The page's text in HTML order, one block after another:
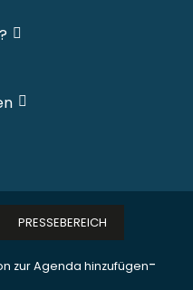
zur Agenda hinzufügen-
PRESSEBEREICH